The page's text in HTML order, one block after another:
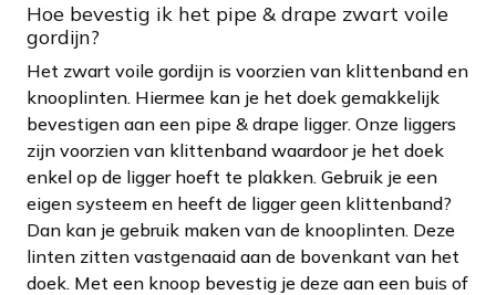
Hoe bevestig ik het pipe & drape zwart voile
gordijn?
Het zwart voile gordijn is voorzien van klittenband en
knooplinten. Hiermee kan je het doek gemakkelijk
bevestigen aan een pipe & drape ligger. Onze liggers
zijn voorzien van klittenband waardoor je het doek
enkel op de ligger hoeft te plakken. Gebruik je een
eigen systeem en heeft de ligger geen klittenband?
Dan kan je gebruik maken van de knooplinten. Deze
linten zitten vastgenaaid aan de bovenkant van het
doek. Met een knoop bevestig je deze aan een buis of